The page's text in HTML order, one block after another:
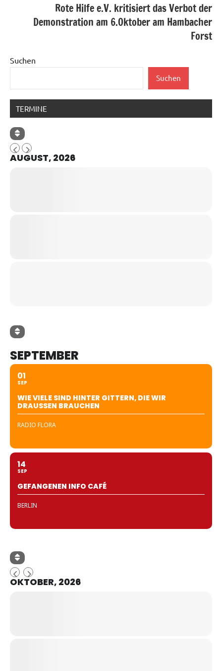
Rote Hilfe e.V. kritisiert das Verbot der
Demonstration am 6.Oktober am Hambacher
Forst
Suchen
Suchen
TERMINE
AUGUST, 2026
SEPTEMBER
01
SEP
WIE VIELE SIND HINTER GITTERN, DIE WIR
DRAUSSEN BRAUCHEN
RADIO FLORA
14
SEP
GEFANGENEN INFO CAFÉ
BERLIN
OKTOBER, 2026